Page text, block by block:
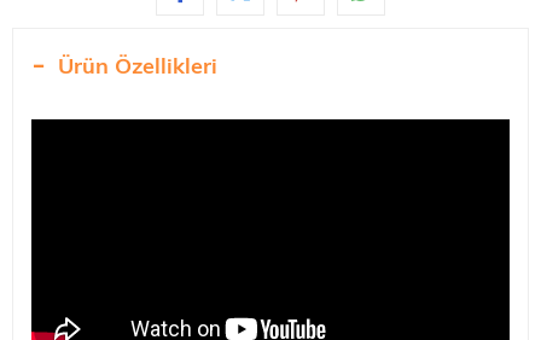
Ürün Özellikleri